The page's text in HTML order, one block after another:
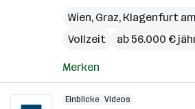
Wien, Graz, Klagenfurt
Vollzeit
ab 56.000 €
Merken
Einblicke Videos